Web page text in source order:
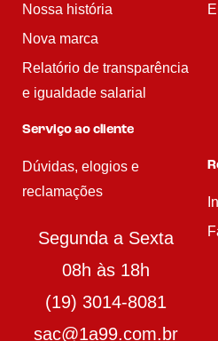
Nossa história
Nova marca
Relatório de transparência
e igualdade salarial
Serviço ao cliente
Dúvidas, elogios e
reclamações
Segunda a Sexta
08h às 18h
(19) 3014-8081
sac@1a99.com.br